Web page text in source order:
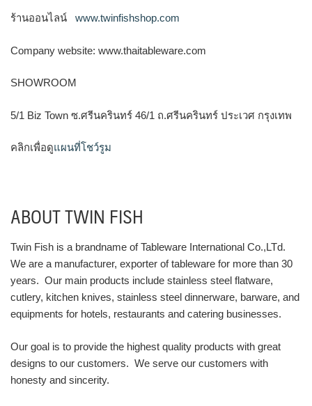
ร้านออนไลน์ www.twinfishshop.com
Company website: www.thaitableware.com
SHOWROOM
5/1 Biz Town ซ.ศรีนครินทร์ 46/1 ถ.ศรีนครินทร์ ประเวศ กรุงเทพ
คลิกเพื่อดูแผนที่โชว์รูม
ABOUT TWIN FISH
Twin Fish is a brandname of Tableware International Co.,LTd.
We are a manufacturer, exporter of tableware for more than 30
years. Our main products include stainless steel flatware,
cutlery, kitchen knives, stainless steel dinnerware, barware, and
equipments for hotels, restaurants and catering businesses.
Our goal is to provide the highest quality products with great
designs to our customers. We serve our customers with
honesty and sincerity.